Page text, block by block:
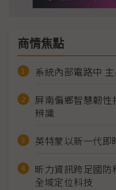
商情焦點
系統內部電路中
屏南偏鄉智慧韌性
辨識
英特蒙以新一代
昕力資訊跨足國
全域定位科技